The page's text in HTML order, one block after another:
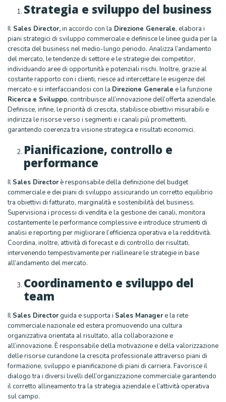
Strategia e sviluppo del business
Il Sales Director,in accordo con la Direzione Generale, elabora i
piani strategici di sviluppo commerciale e definisce le linee guida per la
crescita del business nel medio-lungo periodo. Analizza l’andamento
del mercato, le tendenze di settore e le strategie dei competitor,
individuando aree di opportunità e potenziali rischi. Inoltre, grazie al
costante rapporto con i clienti, riesce ad intercettare le esigenze del
mercato e si interfacciandosi con la Direzione Generale e la funzione
Ricerca e Sviluppo, contribuisce all’innovazione dell’offerta aziendale.
Definisce, infine, le priorità di crescita, stabilisce obiettivi misurabili e
indirizza le risorse verso i segmenti e i canali più promettenti,
garantendo coerenza tra visione strategica e risultati economici.
Pianificazione, controllo e
performance
Il Sales Directorè responsabile della definizione del budget
commerciale e dei piani di sviluppo assicurando un corretto equilibrio
tra obiettivi di fatturato, marginalità e sostenibilità del business.
Supervisiona i processi di vendita e la gestione dei canali, monitora
costantemente le performance complessive e introduce strumenti di
analisi e reporting per migliorare l’efficienza operativa e la redditività.
Coordina, inoltre, attività di forecast e di controllo dei risultati,
intervenendo tempestivamente per riallineare le strategie in base
all’andamento del mercato.
Coordinamento e sviluppo del
team
Il Sales Directorguida e supporta i Sales Managere la rete
commerciale nazionale ed estera promuovendo una cultura
organizzativa orientata al risultato, alla collaborazione e
all’innovazione. È responsabile della motivazione e della valorizzazione
delle risorse curandone la crescita professionale attraverso piani di
formazione, sviluppo e pianificazione di piani di carriera. Favorisce il
dialogo tra i diversi livelli dell’organizzazione commerciale garantendo
il corretto allineamento tra la strategia aziendale e l’attività operativa
sul campo.